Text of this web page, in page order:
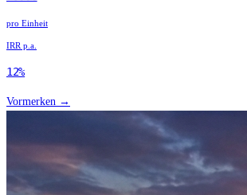
pro Einheit
IRR p.a.
12%
Vormerken →